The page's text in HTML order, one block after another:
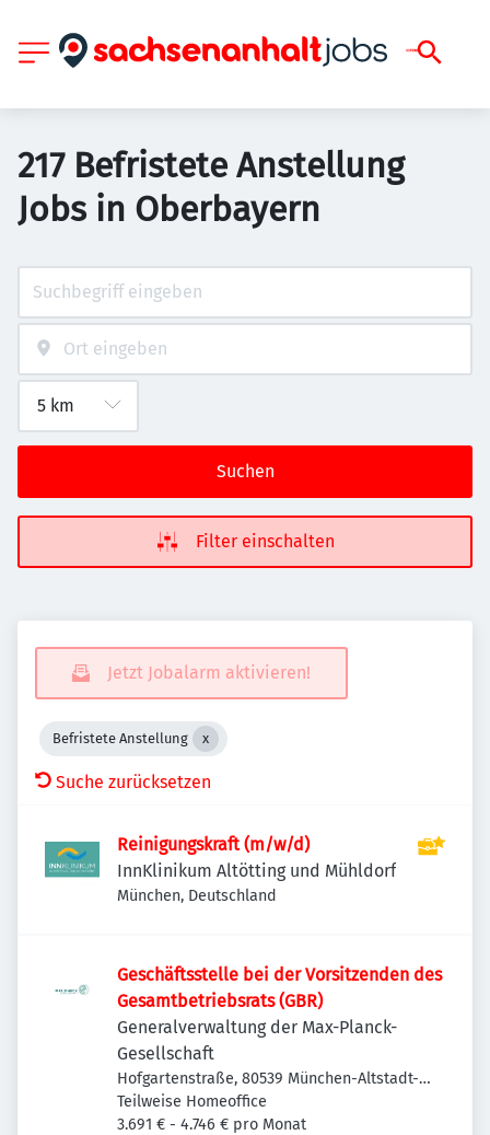
217 Befristete Anstellung
Jobs in Oberbayern
Suchen
Filter einschalten
Jetzt Jobalarm aktivieren!
Befristete Anstellung
Suche zurücksetzen
Reinigungskraft (m/w/d)
InnKlinikum Altötting und Mühldorf
München, Deutschland
Geschäftsstelle bei der Vorsitzenden des
Gesamtbetriebsrats (GBR)
Generalverwaltung der Max-Planck-
Gesellschaft
Hofgartenstraße, 80539 München-Altstadt-
Lehel, Deutschland
Teilweise Homeoffice
3.691 € - 4.746 € pro Monat